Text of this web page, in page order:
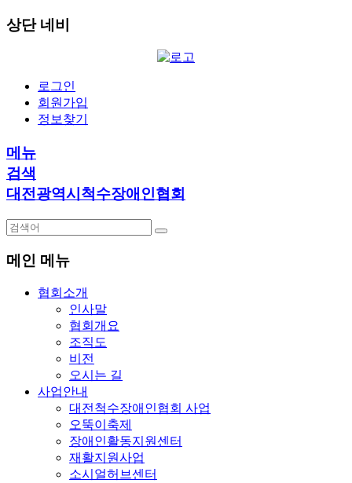
상단 네비
로그인
회원가입
정보찾기
메뉴
검색
대전광역시척수장애인협회
메인 메뉴
협회소개
인사말
협회개요
조직도
비전
오시는 길
사업안내
대전척수장애인협회 사업
오뚝이축제
장애인활동지원센터
재활지원사업
소시얼허브센터